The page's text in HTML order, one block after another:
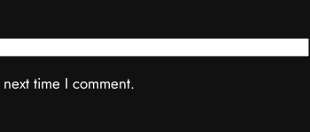
time I comment.